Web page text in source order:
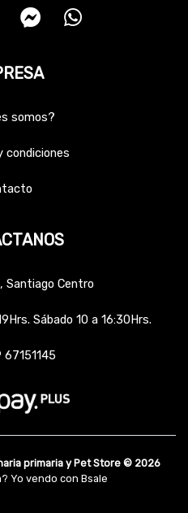
somos?
condiciones
Centro
Sábado 10 a 16:30Hrs.
primaria y Pet Store © 2026
Yo vendo con Bsale